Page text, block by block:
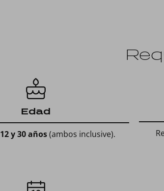
Edad
12 y 30 años(ambos inclusive).